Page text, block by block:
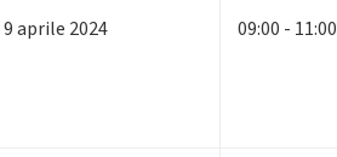
9aprile 2024 09:00 - 11:00